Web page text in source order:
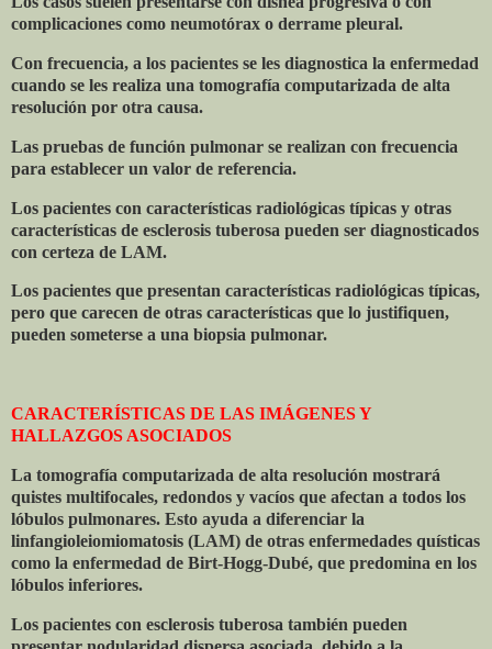
complicaciones como neumotórax o derrame pleural.
Con frecuencia, a los pacientes se les diagnostica la enfermedad
cuando se les realiza una tomografía computarizada de alta
resolución por otra causa.
Las pruebas de función pulmonar se realizan con frecuencia
para establecer un valor de referencia.
Los pacientes con características radiológicas típicas y otras
características de esclerosis tuberosa pueden ser diagnosticados
con certeza de LAM.
Los pacientes que presentan características radiológicas típicas,
pero que carecen de otras características que lo justifiquen,
pueden someterse a una biopsia pulmonar.
CARACTERÍSTICAS DE LAS IMÁGENES Y
HALLAZGOS ASOCIADOS
La tomografía computarizada de alta resolución mostrará
quistes multifocales, redondos y vacíos que afectan a todos los
lóbulos pulmonares. Esto ayuda a diferenciar la
linfangioleiomiomatosis (LAM) de otras enfermedades quísticas
como la enfermedad de Birt-Hogg-Dubé, que predomina en los
lóbulos inferiores.
Los pacientes con esclerosis tuberosa también pueden